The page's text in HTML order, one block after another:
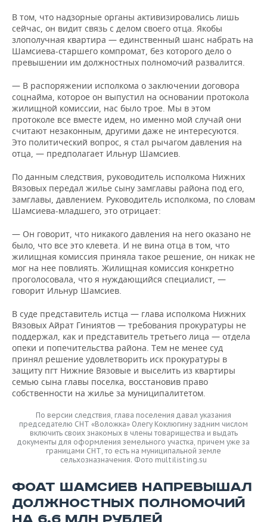
В том, что надзорные органы активизировались лишь
сейчас, он видит связь с делом своего отца. Якобы
злополучная квартира — единственный шанс набрать на
Шамсиева-старшего компромат, без которого дело о
превышении им должностных полномочий развалится.
— В распоряжении исполкома о заключении договора
соцнайма, которое он выпустил на основании протокола
жилищной комиссии, нас было трое. Мы в этом
протоколе все вместе идем, но именно мой случай они
считают незаконным, другими даже не интересуются.
Это политический вопрос, я стал рычагом давления на
отца, — предполагает Ильнур Шамсиев.
По данным следствия, руководитель исполкома Нижних
Вязовых передал жилье сыну замглавы района под его,
замглавы, давлением. Руководитель исполкома, по словам
Шамсиева-младшего, это отрицает:
— Он говорит, что никакого давления на него оказано не
было, что все это клевета. И не вина отца в том, что
жилищная комиссия приняла такое решение, он никак не
мог на нее повлиять. Жилищная комиссия конкретно
проголосовала, что я нуждающийся специалист, —
говорит Ильнур Шамсиев.
В суде представитель истца — глава исполкома Нижних
Вязовых Айрат Гиниятов — требования прокуратуры не
поддержал, как и представитель третьего лица — отдела
опеки и попечительства района. Тем не менее суд
принял решение удовлетворить иск прокуратуры в
защиту пгт Нижние Вязовые и выселить из квартиры
семью сына главы поселка, восстановив право
собственности на жилье за муниципалитетом.
По версии следствия, глава поселения давал указания
председателю СНТ «Воложка» Олегу Коклюгину задним числом
включить своих знакомых в члены товарищества и выдать
документы для оформления земельного участка, причем уже за
границами СНТ, то есть на муниципальной земле
сельхозназначения. Фото multilisting.su
ФОАТ ШАМСИЕВ НАПРЕВЫШАЛ
ДОЛЖНОСТНЫХ ПОЛНОМОЧИЙ